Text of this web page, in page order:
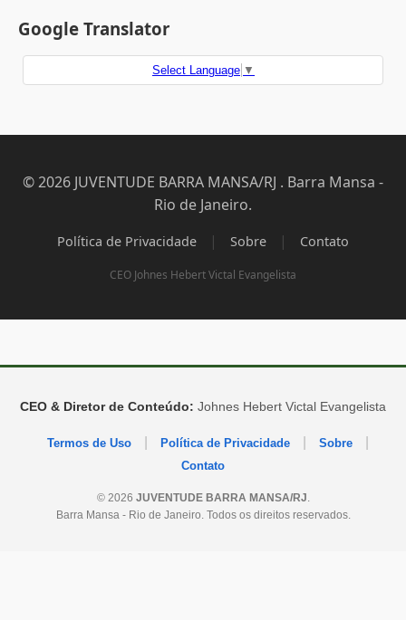
Google Translator
Select Language ▼
© 2026 JUVENTUDE BARRA MANSA/RJ . Barra Mansa -
Rio de Janeiro.
Política de Privacidade | Sobre | Contato
CEO Johnes Hebert Victal Evangelista
CEO & Diretor de Conteúdo: Johnes Hebert Victal Evangelista
Termos de Uso Política de Privacidade Sobre
Contato
© 2026 JUVENTUDE BARRA MANSA/RJ.
Barra Mansa - Rio de Janeiro. Todos os direitos reservados.